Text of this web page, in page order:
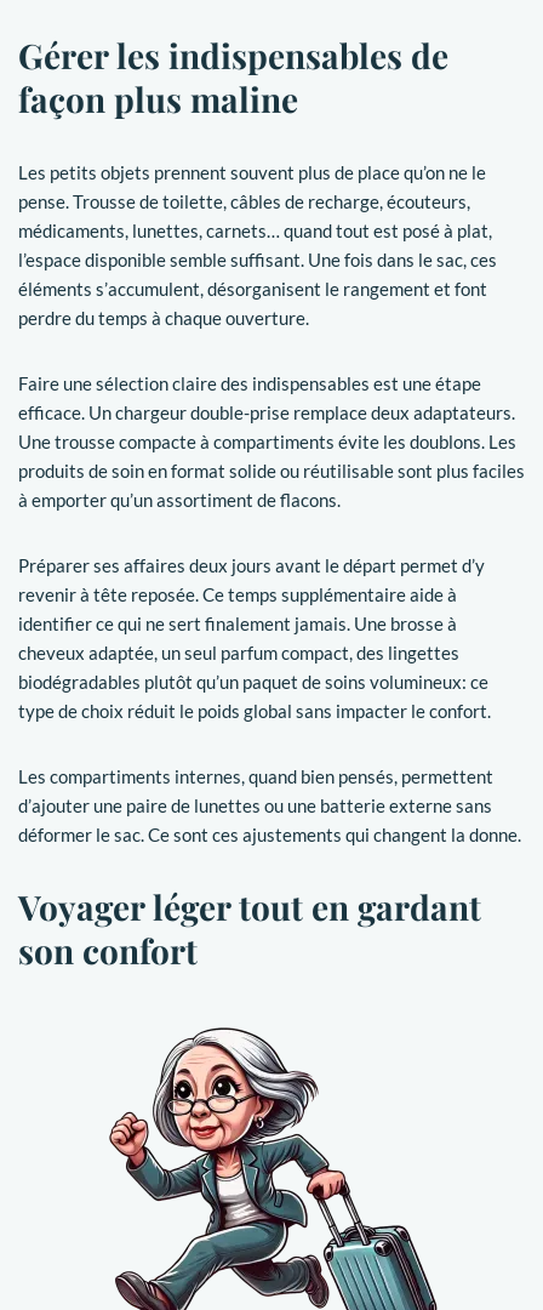
Gérer les indispensables de
façon plus maline
Les petits objets prennent souvent plus de place qu’on ne le
pense. Trousse de toilette, câbles de recharge, écouteurs,
médicaments, lunettes, carnets… quand tout est posé à plat,
l’espace disponible semble suffisant. Une fois dans le sac, ces
éléments s’accumulent, désorganisent le rangement et font
perdre du temps à chaque ouverture.
Faire une sélection claire des indispensables est une étape
efficace. Un chargeur double-prise remplace deux adaptateurs.
Une trousse compacte à compartiments évite les doublons. Les
produits de soin en format solide ou réutilisable sont plus faciles
à emporter qu’un assortiment de flacons.
Préparer ses affaires deux jours avant le départ permet d’y
revenir à tête reposée. Ce temps supplémentaire aide à
identifier ce qui ne sert finalement jamais. Une brosse à
cheveux adaptée, un seul parfum compact, des lingettes
biodégradables plutôt qu’un paquet de soins volumineux: ce
type de choix réduit le poids global sans impacter le confort.
Les compartiments internes, quand bien pensés, permettent
d’ajouter une paire de lunettes ou une batterie externe sans
déformer le sac. Ce sont ces ajustements qui changent la donne.
Voyager léger tout en gardant
son confort